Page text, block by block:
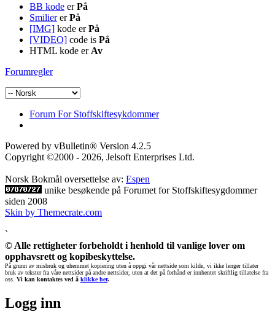
BB kode erPå
SmiliererPå
[IMG] kode erPå
[VIDEO] code is På
HTML kode er Av
Forumregler
Forum For Stoffskiftesykdommer
Powered by vBulletin® Version 4.2.5
Copyright ©2000 - 2026, Jelsoft Enterprises Ltd.
Norsk Bokmål oversettelse av: Espen
unike besøkende på Forumet for Stoffskiftesygdommer
siden 2008
Skin by Themecrate.com
`
© Alle rettigheter forbeholdt i henhold til vanlige lover om
opphavsrett og kopibeskyttelse.
På grunn av misbruk og uhemmet kopiering uten å oppgi vår nettside som kilde, vi ikke lenger tillater
bruk av tekster fra våre nettsider på andre nettsider, uten at det på forhånd er innhentet skriftlig tillatelse fra
oss. Vi kan kontaktes ved å klikke her.
Logg inn